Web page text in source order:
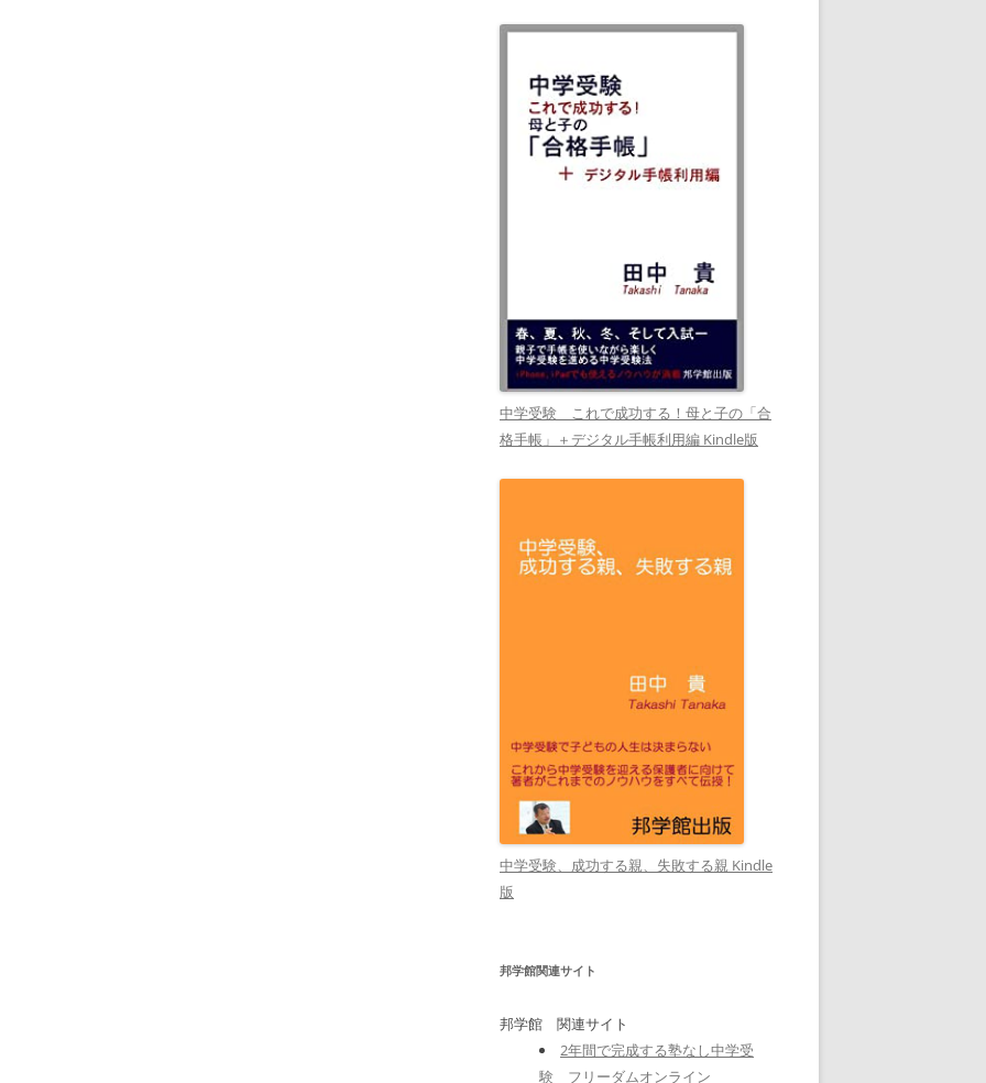
中学受験 これで成功する！母と子の「合
格手帳」＋デジタル手帳利用編 Kindle版
中学受験、成功する親、失敗する親 Kindle
版
邦学館関連サイト
邦学館 関連サイト
2年間で完成する塾なし中学受
験 フリーダムオンライン